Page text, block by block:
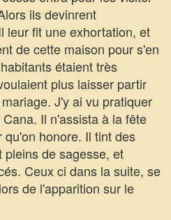
ils devinrent
leur fit une exhortation, et
de cette maison pour s'en
étaient très
plus laisser partir
J'y ai vu pratiquer
Il n'assista à la fête
honore. Il tint des
de sagesse, et
Ceux ci dans la suite, se
de l'apparition sur le